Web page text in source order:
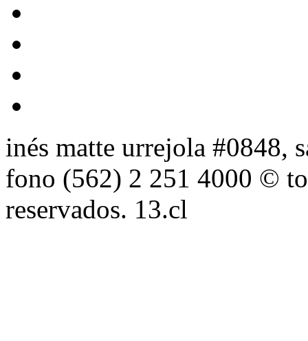
inés matte urrejola #0848,
fono (562) 2 251 4000 ©
reservados. 13.cl